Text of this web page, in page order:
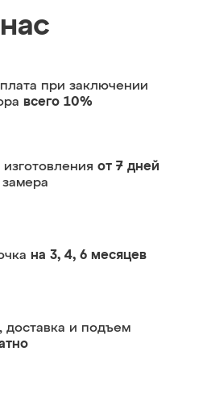
при заключении
всего 10%
от 7 дней
на 3, 4, 6 месяцев
доставка и подъем